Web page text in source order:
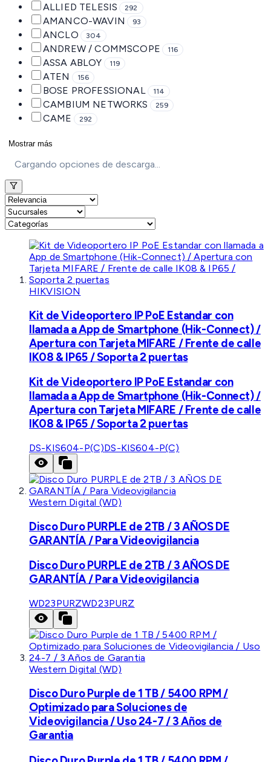
ALLIED TELESIS 292
AMANCO-WAVIN 93
ANCLO 304
ANDREW / COMMSCOPE 116
ASSA ABLOY 119
ATEN 156
BOSE PROFESSIONAL 114
CAMBIUM NETWORKS 259
CAME 292
Mostrar más
Cargando opciones de descarga...
HIKVISION
Kit de Videoportero IP PoE Estandar con
llamada a App de Smartphone (Hik-Connect) /
Apertura con Tarjeta MIFARE / Frente de calle
IK08 & IP65 / Soporta 2 puertas
Kit de Videoportero IP PoE Estandar con
llamada a App de Smartphone (Hik-Connect) /
Apertura con Tarjeta MIFARE / Frente de calle
IK08 & IP65 / Soporta 2 puertas
DS-KIS604-P(C)DS-KIS604-P(C)
Western Digital (WD)
Disco Duro PURPLE de 2TB / 3 AÑOS DE
GARANTÍA / Para Videovigilancia
Disco Duro PURPLE de 2TB / 3 AÑOS DE
GARANTÍA / Para Videovigilancia
WD23PURZWD23PURZ
Western Digital (WD)
Disco Duro Purple de 1 TB / 5400 RPM /
Optimizado para Soluciones de
Videovigilancia / Uso 24-7 / 3 Años de
Garantia